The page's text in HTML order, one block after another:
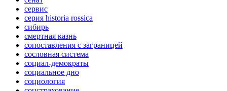
сервис
серия historia rossica
сибирь
смертная казнь
сопоставления с заграницей
сословная система
социал-демократы
социальное дно
социология